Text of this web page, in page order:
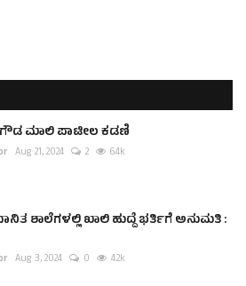
ಮಾಲಿ ಪಾಟೀಲ ಕಡಣಿ
Aug 21, 2024 2 6.4k
ಶಾಲೆಗಳಲ್ಲಿ ಖಾಲಿ ಹುದ್ದೆ ಭರ್ತಿಗೆ ಅನುಮತಿ :
Aug 3, 2024 0 4.2k